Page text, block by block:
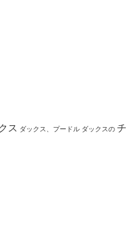
ス ダックス、プードル ダックスの